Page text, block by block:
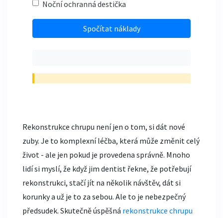
Noční ochranná destička
Spočítat náklady
Rekonstrukce chrupu není jen o tom, si dát nové
zuby. Je to komplexní léčba, která může změnit celý
život - ale jen pokud je provedena správně. Mnoho
lidí si myslí, že když jim dentist řekne, že potřebují
rekonstrukci, stačí jít na několik návštěv, dát si
korunky a už je to za sebou. Ale to je nebezpečný
předsudek. Skutečně úspěšná rekonstrukce chrupu